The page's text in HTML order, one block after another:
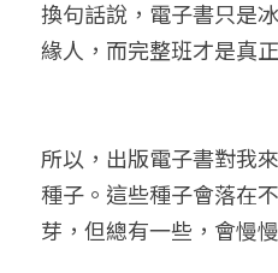
換句話說，電子書只是
緣人，而完整班才是真
所以，出版電子書對我
種子。這些種子會落在
芽，但總有一些，會慢